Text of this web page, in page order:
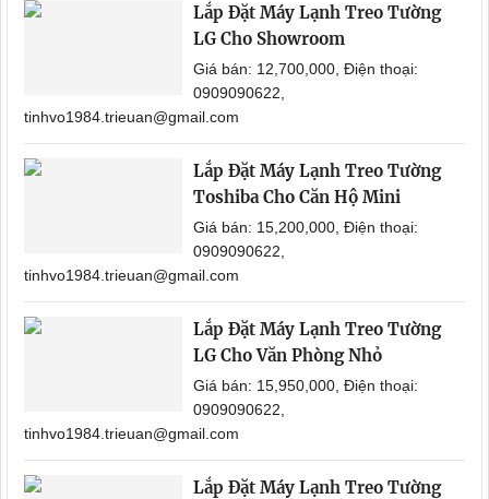
Lắp Đặt Máy Lạnh Treo Tường
LG Cho Showroom
Giá bán: 12,700,000, Điện thoại:
0909090622,
tinhvo1984.trieuan@gmail.com
Lắp Đặt Máy Lạnh Treo Tường
Toshiba Cho Căn Hộ Mini
Giá bán: 15,200,000, Điện thoại:
0909090622,
tinhvo1984.trieuan@gmail.com
Lắp Đặt Máy Lạnh Treo Tường
LG Cho Văn Phòng Nhỏ
Giá bán: 15,950,000, Điện thoại:
0909090622,
tinhvo1984.trieuan@gmail.com
Lắp Đặt Máy Lạnh Treo Tường